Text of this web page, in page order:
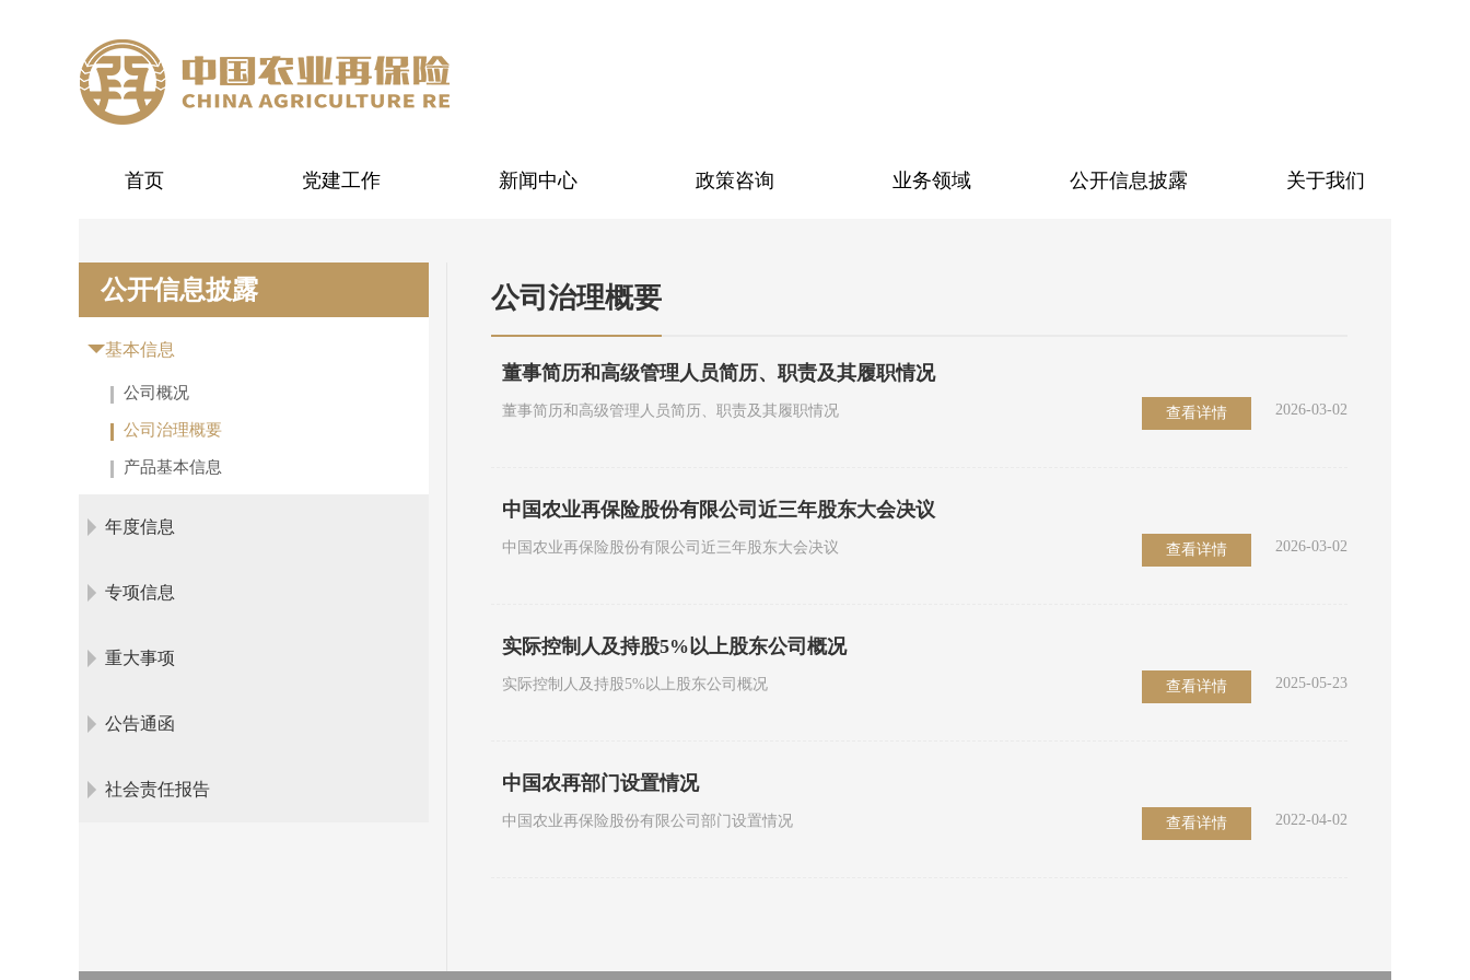
首页 党建工作 新闻中心 政策咨询 业务领域 公开信息披露 关于我们
公开信息披露
基本信息
公司概况
公司治理概要
产品基本信息
年度信息
专项信息
重大事项
公告通函
社会责任报告
公司治理概要
董事简历和高级管理人员简历、职责及其履职情况
董事简历和高级管理人员简历、职责及其履职情况 查看详情 2026-03-02
中国农业再保险股份有限公司近三年股东大会决议
中国农业再保险股份有限公司近三年股东大会决议 查看详情 2026-03-02
实际控制人及持股5%以上股东公司概况
实际控制人及持股5%以上股东公司概况 查看详情 2025-05-23
中国农再部门设置情况
中国农业再保险股份有限公司部门设置情况 查看详情 2022-04-02